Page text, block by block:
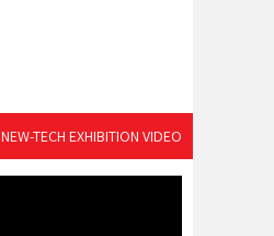
NEW-TECH EXHIBITION VIDEO